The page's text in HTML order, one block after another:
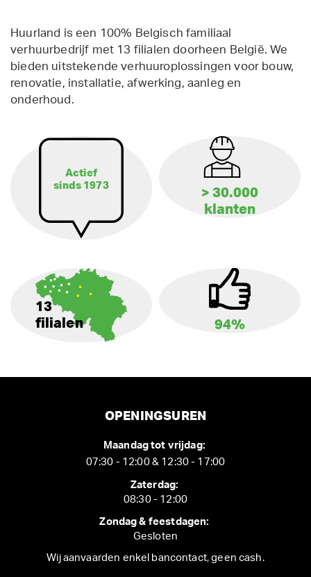
Huurland is een 100% Belgisch familiaal
verhuurbedrijf met 13 filialen doorheen België. We
bieden uitstekende verhuuroplossingen voor bouw,
renovatie, installatie, afwerking, aanleg en
onderhoud.
Actief
sinds 1973
> 30.000
klanten
13
filialen
94%
OPENINGSUREN
Maandag tot vrijdag:
07:30 - 12:00 & 12:30 - 17:00
Zaterdag:
08:30 - 12:00
Zondag & feestdagen:
Gesloten
Wij aanvaarden enkel bancontact, geen cash.